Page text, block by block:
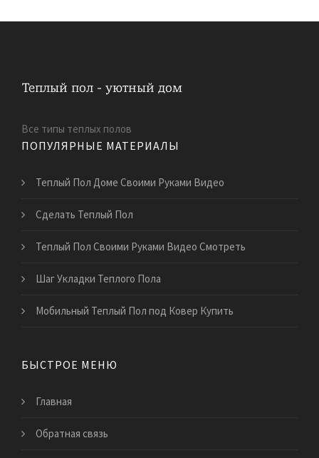
Все типы теплых полов
ПОПУЛЯРНЫЕ МАТЕРИАЛЫ
Теплый Пол Доме Своими Руками Видео
Сделать Теплый Пол
Теплый Пол Своими Руками Видео Смотреть
Шаг Укладки Теплого Пола
Мобильный Теплый Пол под Ковер Купить
БЫСТРОЕ МЕНЮ
Главная
Обратная связь